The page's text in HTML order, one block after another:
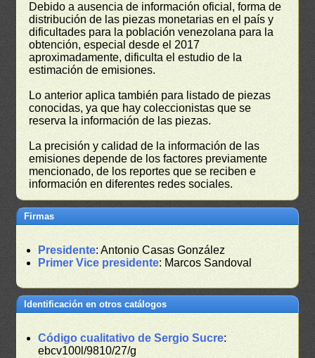
Debido a ausencia de información oficial, forma de
distribución de las piezas monetarias en el país y
dificultades para la población venezolana para la
obtención, especial desde el 2017
aproximadamente, dificulta el estudio de la
estimación de emisiones.
Lo anterior aplica también para listado de piezas
conocidas, ya que hay coleccionistas que se
reserva la información de las piezas.
La precisión y calidad de la información de las
emisiones depende de los factores previamente
mencionado, de los reportes que se reciben e
información en diferentes redes sociales.
Firmas
Presidente: Antonio Casas González
Primer Vice presidente: Marcos Sandoval
Identificación en otros catálogos
Código cualitativo de Sergio Sucre:
ebcv100l/9810/27/g